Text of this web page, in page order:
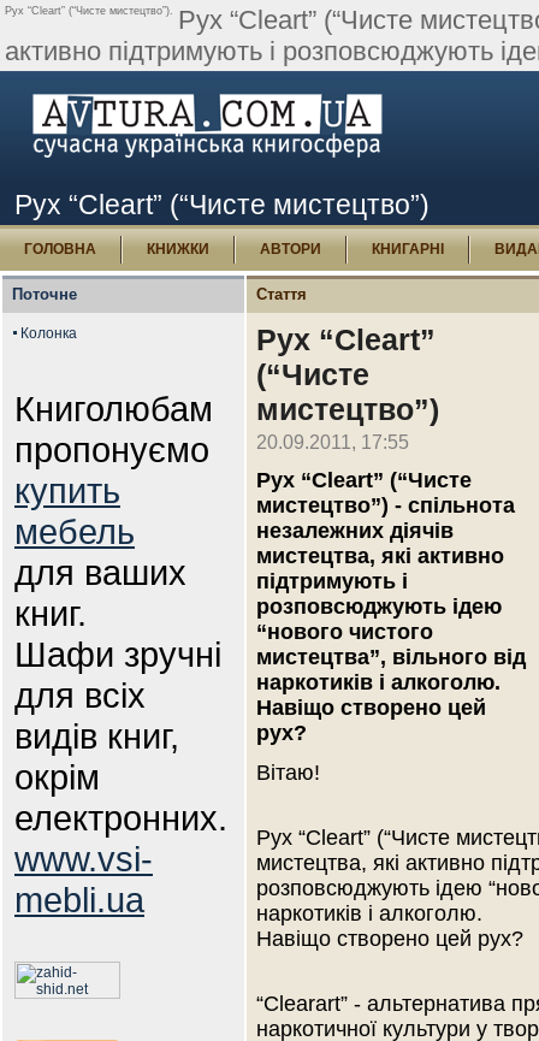
Рух “Cleart” (“Чисте мистецтво”). Рух “Cleart” (“Чисте
активно підтримують і розповсюджують
Рух “Cleart” (“Чисте мистецтво”)
ГОЛОВНА КНИЖКИ АВТОРИ КНИГАРНІ
Поточне
Колонка
Книголюбам
пропонуємо
купить
мебель
для ваших
книг.
Шафи зручні
для всіх
видів книг,
окрім
електронних.
www.vsi-
mebli.ua
Стаття
Рух “Cleart”
(“Чисте
мистецтво”)
20.09.2011, 17:55
Рух “Cleart” (“Чисте
мистецтво”) - спільнота
незалежних діячів
мистецтва, які активно
підтримують і
розповсюджують ідею
“нового чистого
мистецтва”, вільного від
наркотиків і алкоголю.
Навіщо створено цей
рух?
Вітаю!
Рух “Cleart” (“Чисте
мистецтва, які активно
розповсюджують ідею
наркотиків і алкоголю.
Навіщо створено цей рух?
“Clearart” - альтернатива
наркотичної культури у